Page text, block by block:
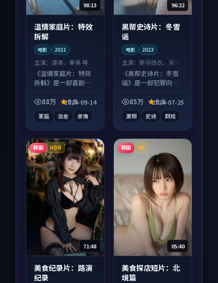
98:13
温情家庭片：特效
拆解
电影 2021
主演： 谭卓、秦昊 等
《温情家庭片：特效
拆解》是一部喜剧向
长为内核，情感戏份
88万 8.5
2024-09-14
家庭 治愈 亲情
96:22
黑帮史诗片：冬雪
谣
电影 2023
主演：新垣结衣、宋慧
乔 等
《黑帮史诗片：冬雪
谣》是一部犯罪向电
全，观感爽快不拖
85万 9.3
2024-07-25
黑帮 史诗 群戏
韩国 HDR
71:48
美食纪录片：路演
纪录
韩国 4K
05:40
美食探店短片：北
境篇